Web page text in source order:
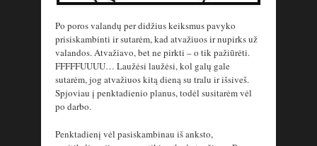
Po poros valandų per didžius keiksmus pavyko
prisiskambinti ir sutarėm, kad atvažiuos ir nupirks už
valandos. Atvažiavo, bet ne pirkti – o tik pažiūrėti.
FFFFFUUUU… Laužėsi laužėsi, kol galų gale
sutarėm, jog atvažiuos kitą dieną su tralu ir išsiveš.
Spjoviau į penktadienio planus, todėl susitarėm vėl
po darbo.
Penktadienį vėl pasiskambinau iš anksto,